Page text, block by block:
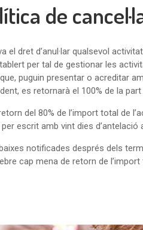
de
el dret d’anul·lar qualsevol
per tal de gestionar les
puguin presentar o acreditar
es retornarà el 100% de la part
del 80% de l’import total de
escrit amb vint dies d’antelació
notificades després dels
cap mena de retorn de l’import